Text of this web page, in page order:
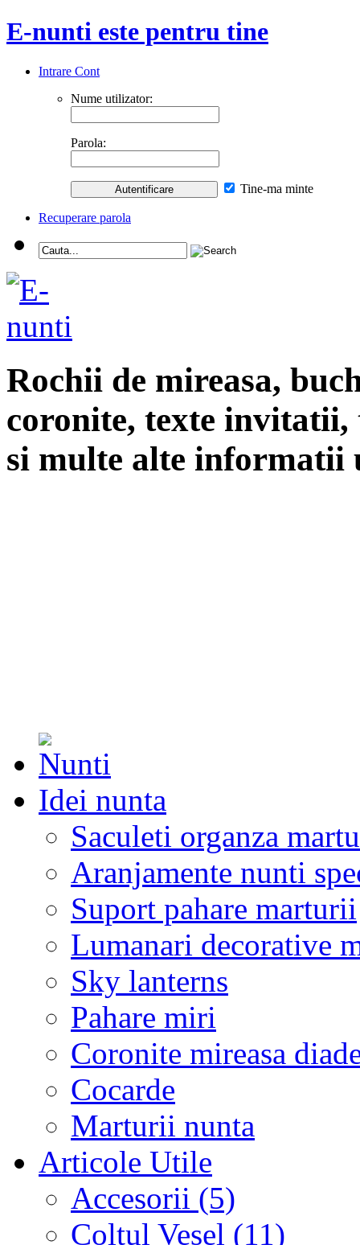
E-nunti este pentru tine
Intrare Cont
Nume utilizator:
Parola:
Tine-ma minte
Recuperare parola
Rochii de mireasa,
coronite, texte
si multe alte informatii
Idei nunta
Saculeti organza
Aranjamente nunti
Suport pahare marturii
Lumanari decorative
Sky lanterns
Pahare miri
Coronite mireasa
Cocarde
Marturii nunta
Articole Utile
Accesorii (5)
Coltul Vesel (11)